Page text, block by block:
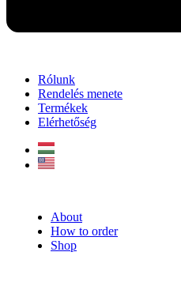
Rólunk
Rendelés menete
Termékek
Elérhetőség
About
How to order
Shop